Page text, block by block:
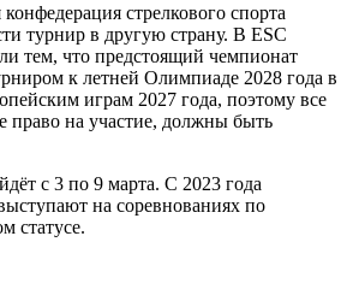
стрелкового спорта
турнир в другую страну. В ESC
тем, что предстоящий чемпионат
к летней Олимпиаде 2028 года в
играм 2027 года, поэтому все
на участие, должны быть
с 3 по 9 марта. С 2023 года
на соревнованиях по
статусе.